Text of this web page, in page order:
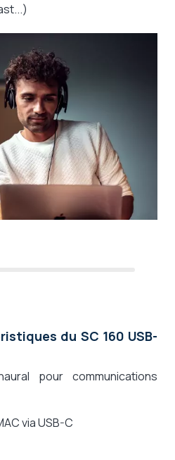
du SC 160 USB-
pour communications
via USB-C